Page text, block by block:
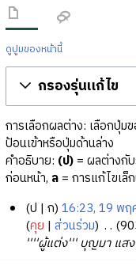
ดูปูมของหน้านี้
กรองรุ่นแก้ไข
การเลือกผลต่าง: เลือกปุ่ม
ป้อนเข้าหรือปุ่มด้านล่าง
คำอธิบาย: (ป)= ผลต่างกั
ก่อนหน้า, ล= การแก้ไขเล็
ป ก 16:23, 19 พ
คุย ส่วนร่วม ‎
''''ผู้แต่ง''' บุญมา แสง